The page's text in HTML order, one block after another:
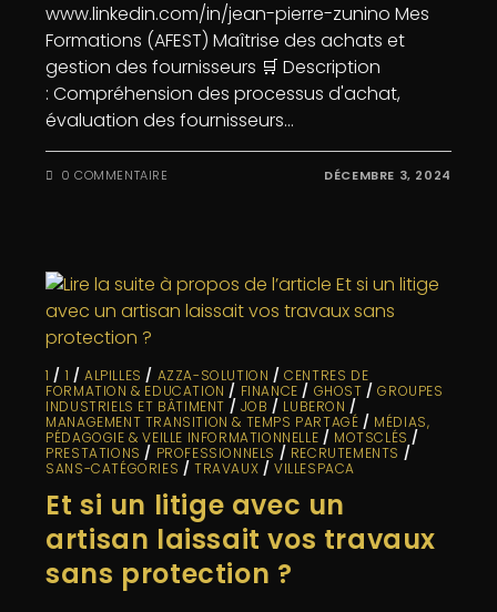
www.linkedin.com/in/jean-pierre-zunino Mes
Formations (AFEST) Maîtrise des achats et
gestion des fournisseurs 🛒 Description
: Compréhension des processus d'achat,
évaluation des fournisseurs…
0 COMMENTAIRE DÉCEMBRE 3, 2024
1 / 1 /ALPILLES / AZZA-SOLUTION /CENTRES DE
FORMATION & EDUCATION / FINANCE / GHOST /GROUPES
INDUSTRIELS ET BÂTIMENT / JOB / LUBERON /
MANAGEMENT TRANSITION & TEMPS PARTAGÉ / MÉDIAS,
PÉDAGOGIE & VEILLE INFORMATIONNELLE / MOTSCLÉS /
PRESTATIONS / PROFESSIONNELS / RECRUTEMENTS /
SANS-CATÉGORIES /TRAVAUX /VILLESPACA
Et si un litige avec un
artisan laissait vos travaux
sans protection ?